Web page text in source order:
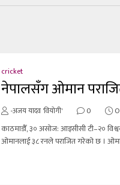
cricket
नेपालसँग ओमान
-अजय यादव 'वियोगी' 0
काठमाडौँ, ३० असोज: आइसीसी टी–२०
ओमानलाई ३८ रनले पराजित गरेको छ ।